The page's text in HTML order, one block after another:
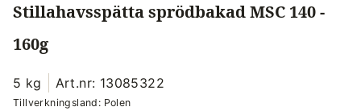
Stillahavsspätta sprödbakad MSC 140 -
160g
5 kg Art.nr: 13085322
Tillverkningsland: Polen